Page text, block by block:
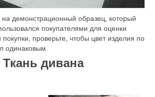
на демонстрационный образец, который
покупателями для оценки
покупки, проверьте, чтобы цвет изделия по
одинаковым.
Ткань дивана